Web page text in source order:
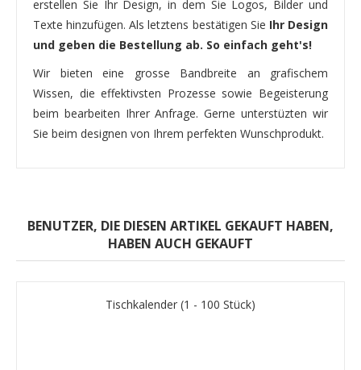
erstellen Sie Ihr Design, in dem Sie Logos, Bilder und
Texte hinzufügen. Als letztens bestätigen Sie Ihr Design
und geben die Bestellung ab. So einfach geht's!
Wir bieten eine grosse Bandbreite an grafischem
Wissen, die effektivsten Prozesse sowie Begeisterung
beim bearbeiten Ihrer Anfrage. Gerne unterstüzten wir
Sie beim designen von Ihrem perfekten Wunschprodukt.
BENUTZER, DIE DIESEN ARTIKEL GEKAUFT HABEN,
HABEN AUCH GEKAUFT
Tischkalender (1 - 100 Stück)